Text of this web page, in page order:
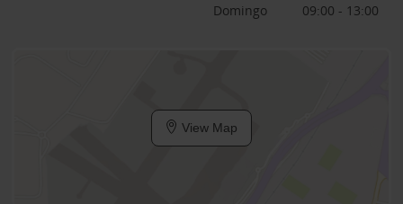
Domingo
09:00 - 13:00
View Map